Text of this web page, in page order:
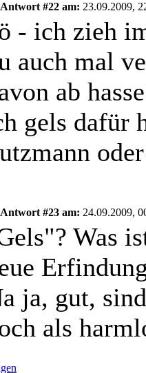
Antwort #22 am: 23.09.2009,
- ich zieh
auch mal
ab
gels dafür
Antwort #23 am: 24.09.2009,
Was
ja, gut,
als